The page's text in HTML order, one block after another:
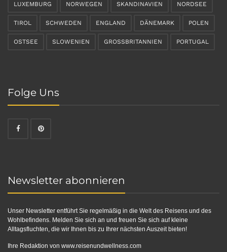
LUXEMBURG NORWEGEN SKANDINAVIEN NORDSEE
TIROL SCHWEDEN ENGLAND DÄNEMARK POLEN
OSTSEE SLOWENIEN GROSSBRITANNIEN PORTUGAL
Folge Uns
Newsletter abonnieren
Unser Newsletter entführt Sie regelmäßig in die Welt des Reisens und des
Wohlbefindens. Melden Sie sich an und freuen Sie sich auf kleine
Alltagsfluchten, die wir Ihnen bis zu Ihrer nächsten Auszeit bieten!
Ihre Redaktion von www.reisenundwellness.com